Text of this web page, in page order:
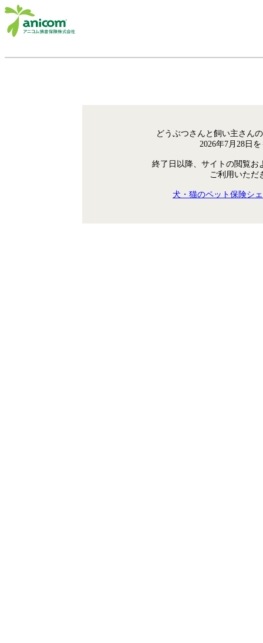
どうぶつさんと飼い主さん
2026年7月28日
終了日以降、サイトの閲覧お
ご利用いただ
犬・猫のペット保険シ